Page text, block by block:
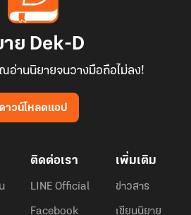
ย Dek-D
อ่านนิยายจนวางมือถือไม่ลง!
าวน์โหลดแอป
ติดต่อเรา
LINE Official
Facebook
เพิ่มเติม
ข่าวสาร
เขียนนิยาย